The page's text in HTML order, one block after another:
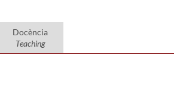
Docència
Teaching